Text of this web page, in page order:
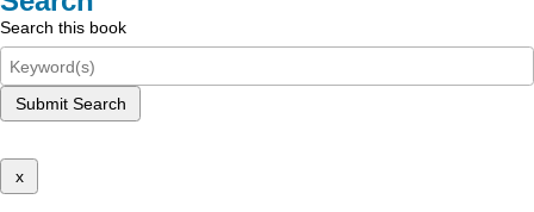
Search this book
Submit Search
x